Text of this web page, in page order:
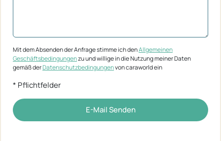
Mit dem Absenden der Anfrage stimme ich denAllgemeinen
Geschäftsbedingungenzu und willige in die Nutzung meiner Daten
gemäß derDatenschutzbedingungenvon caraworld ein
* Pflichtfelder
E-Mail Senden